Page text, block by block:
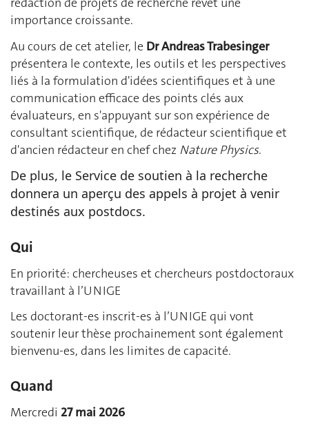
importance croissante.
Au cours de cet atelier, le Dr Andreas Trabesinger
présentera le contexte, les outils et les perspectives
liés à la formulation d'idées scientifiques et à une
communication efficace des points clés aux
évaluateurs, en s'appuyant sur son expérience de
consultant scientifique, de rédacteur scientifique et
d'ancien rédacteur en chef chez Nature Physics.
De plus, le Service de soutien à la recherche
donnera un aperçu des appels à projet à venir
destinés aux postdocs.
Qui
En priorité: chercheuses et chercheurs postdoctoraux
travaillant à l’UNIGE
Les doctorant-es inscrit-es à l’UNIGE qui vont
soutenir leur thèse prochainement sont également
bienvenu-es, dans les limites de capacité.
Quand
Mercredi 27 mai 2026